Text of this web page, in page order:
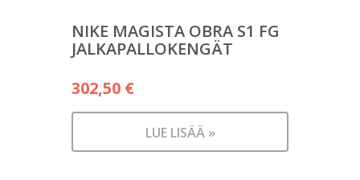
NIKE MAGISTA OBRA S1 FG
JALKAPALLOKENGÄT
302,50 €
LUE LISÄÄ »